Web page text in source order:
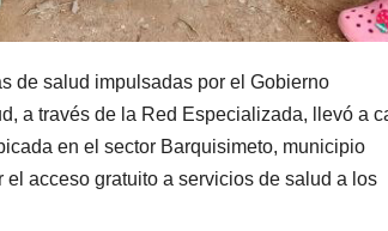
de salud impulsadas por el Gobierno
a través de la Red Especializada, llevó a
en el sector Barquisimeto, municipio
acceso gratuito a servicios de salud a los